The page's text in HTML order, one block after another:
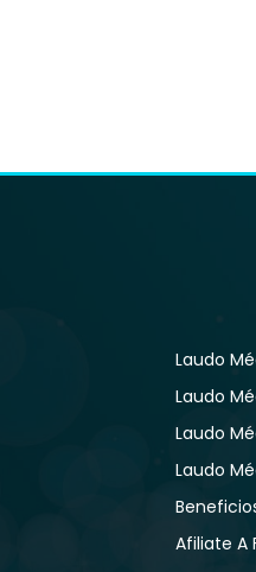
Laudo
Laudo
Laudo
Laudo
Afiliate A